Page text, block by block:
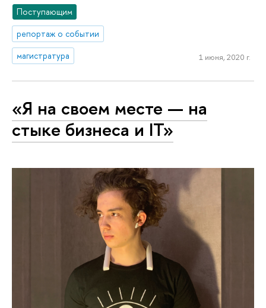
Поступающим
репортаж о событии
магистратура
1 июня, 2020 г.
«Я на своем месте — на
стыке бизнеса и IT»